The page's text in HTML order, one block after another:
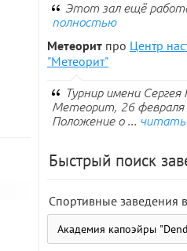
Этот зал ещё
полностью
Метеорит про Центр
"Метеорит"
Турнир имени
Метеорит, 26 февраля
Положение о ...
Быстрый поиск
Спортивные заведения